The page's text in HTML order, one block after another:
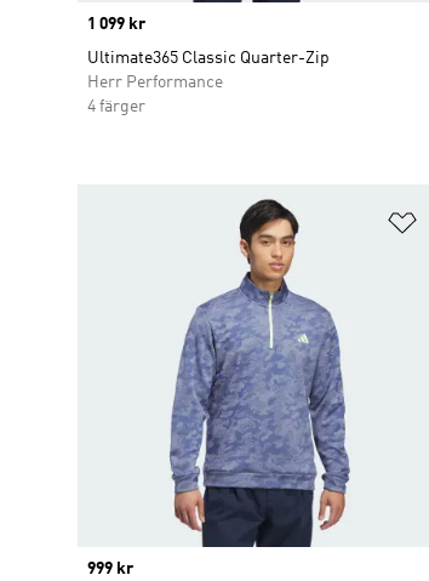
Price
1 099 kr
Ultimate365 Classic Quarter-Zip
Herr Performance
4 färger
Price
999 kr